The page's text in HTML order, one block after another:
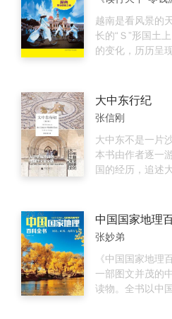
越南是看风景的
长的“Ｓ”形国土
的变化，历历呈
曾经饱经战火的
而内敛的魅力，
骨，成为今日令
目的地。 本书
活文字和详实资
美照片，结合轻
城市和景区的旅
探寻越南历史人
不为人知的角落
自助游线路，详
幅实用地图，将
惊艳之旅轻松惬
大中东行纪
张信刚
大中东不是一片
本书由作者逐一
国的经历，追述
中东、北非、高
烟不息的历史缘
因，汇聚作者对
之间横向交流与
察和体会。伊斯
教、犹太教之间
张妙弟
《中国国家地理
一部图文并茂的
读物。全书以中